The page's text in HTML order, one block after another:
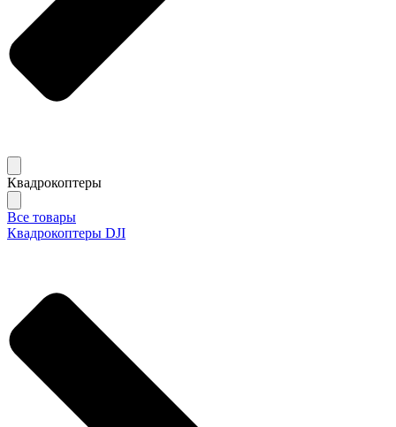
Квадрокоптеры
Все товары
Квадрокоптеры DJI